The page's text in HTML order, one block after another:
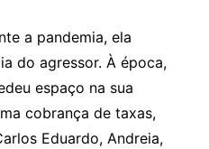
a pandemia, ela
do agressor. À época,
espaço na sua
cobrança de taxas,
Eduardo, Andreia,